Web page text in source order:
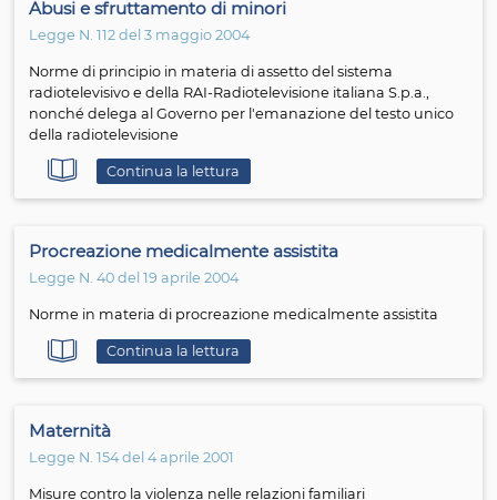
Continua la lettura
Unioni civili
Legge N. 76 del 20 maggio 2016
Regolamentazioni delle unioni civili tra persone dello
maggio 2016, n.76
Legge N. 162 del 10 novembre 2014
Conversione in legge, con modificazioni, del decreto-
settembre 2014, n. 132, recante misure urgenti di